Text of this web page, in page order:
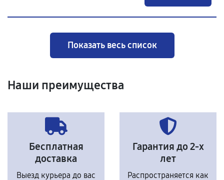
Показать весь список
Наши преимущества
Бесплатная
доставка
Выезд курьера до вас
Гарантия до 2-х
лет
Распространяется как